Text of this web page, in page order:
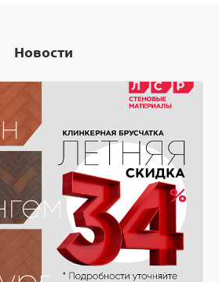
Новости